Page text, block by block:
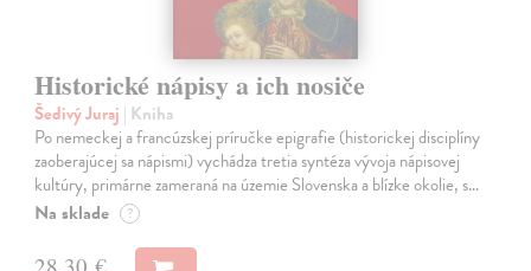
Historické nápisy a ich nosiče
Šedivý Juraj | Kniha
Po nemeckej a francúzskej príručke epigrafie (historickej disciplíny
zaoberajúcej sa nápismi) vychádza tretia syntéza vývoja nápisovej
kultúry, primárne zameraná na územie Slovenska a blízke okolie, s…
Na sklade ?